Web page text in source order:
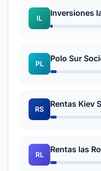
IL
Inversiones
PL
Polo Sur
RS
Rentas Kiev
RL
Rentas las